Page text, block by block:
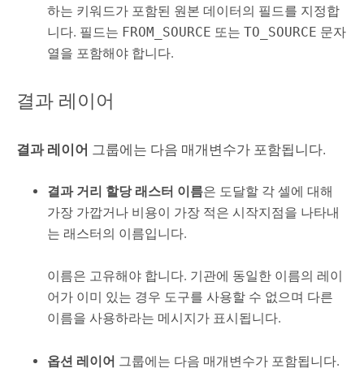
하는 키워드가 포함된 원본 데이터의 필드를 지정합
니다. 필드는 FROM_SOURCE 또는TO_SOURCE 문자
열을 포함해야 합니다.
결과 레이어
결과 레이어 그룹에는 다음 매개변수가 포함됩니다.
결과 거리 할당 래스터 이름은 도달할 각 셀에 대해
가장 가깝거나 비용이 가장 적은 시작지점을 나타내
는 래스터의 이름입니다.
이름은 고유해야 합니다. 기관에 동일한 이름의 레이
어가 이미 있는 경우 도구를 사용할 수 없으며 다른
이름을 사용하라는 메시지가 표시됩니다.
옵션 레이어 그룹에는 다음 매개변수가 포함됩니다.